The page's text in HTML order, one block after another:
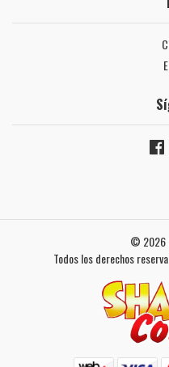
© 2026
Todos los derechos